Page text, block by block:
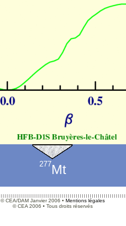
277Mt
© CEA/DAM Janvier 2006 • Mentions légales
© CEA 2006 • Tous droits réservés